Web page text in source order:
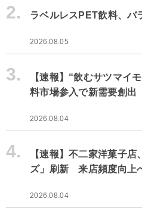
2. ラベルレスPET飲料、バ
2026.08.05
3.
【速報】“飲むサツマイ
料市場参入で新需要創出
2026.08.04
4.
【速報】不二家洋菓子
ズ」刷新 来店頻度向上
2026.08.04